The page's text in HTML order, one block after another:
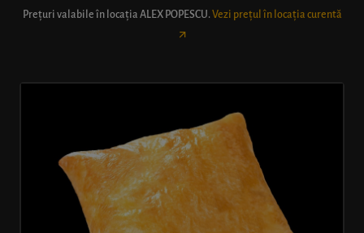
Prețuri valabile în locația ALEX POPESCU. Vezi prețul în locația curentă